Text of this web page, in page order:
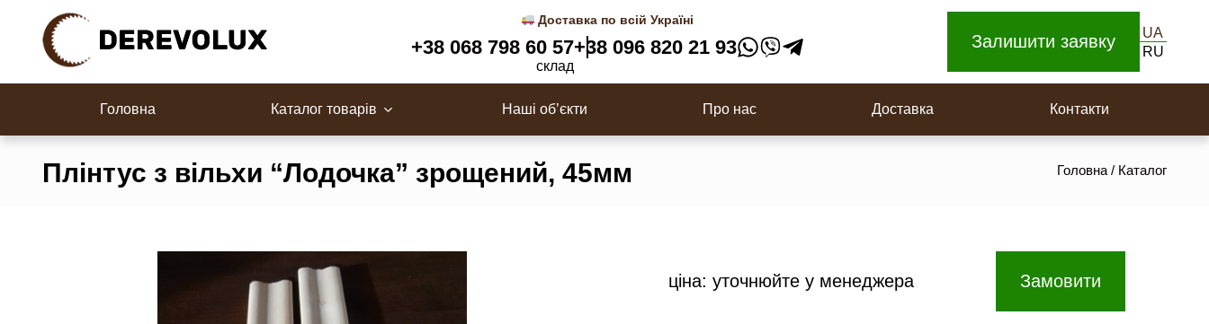
контенту
Доставка по всій Україні
+38 068 798 60 57
склад
+38 096 820 21 93 Залишити заявку
UA
RU
Головна Каталог товарів Наші об’єкти Про нас Доставка Контакти
Все для сауни
Плінтус з вільхи “Лодочка” зрощений, 45мм Головна / Каталог
ціна: уточнюйте у менеджера Замовити